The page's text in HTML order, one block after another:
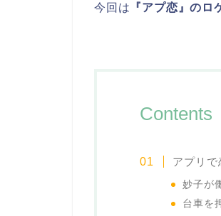
今回は 『アプ恋』のロ
Contents
アプリで
妙子が
台車を